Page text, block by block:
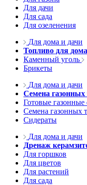
Для дачи
Для сада
Для озеленения
Для дома и дачи
Топливо для дома
Каменный уголь
Брикеты
Для дома и дачи
Семена газонных
Готовые газонные
Семена газонных
Сидераты
Для дома и дачи
Дренаж
Для горшков
Для цветов
Для растений
Для сада